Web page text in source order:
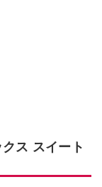
ス スイート